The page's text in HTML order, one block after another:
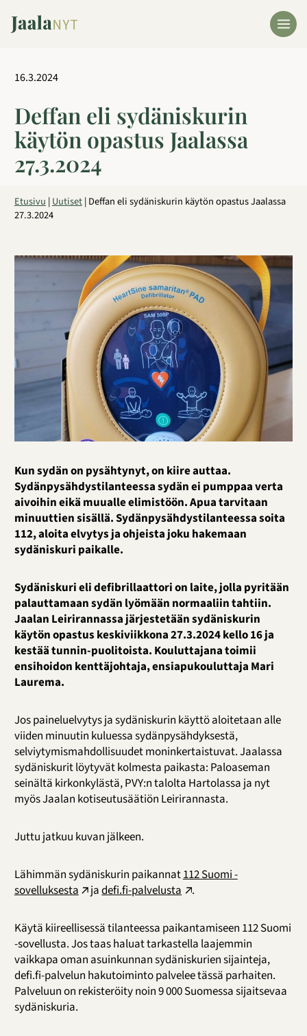
sisältöön
16.3.2024
Deffan eli sydäniskurin
käytön opastus Jaalassa
27.3.2024
Etusivu|Uutiset|Deffan eli sydäniskurin käytön opastus Jaalassa
27.3.2024
Kun sydän on pysähtynyt, on kiire auttaa.
Sydänpysähdystilanteessa sydän ei pumppaa verta
aivoihin eikä muualle elimistöön. Apua tarvitaan
minuuttien sisällä. Sydänpysähdystilanteessa soita
112, aloita elvytys ja ohjeista joku hakemaan
sydäniskuri paikalle.
Sydäniskuri eli defibrillaattori on laite, jolla pyritään
palauttamaan sydän lyömään normaaliin tahtiin.
Jaalan Leirirannassa järjestetään sydäniskurin
käytön opastus keskiviikkona 27.3.2024 kello 16 ja
kestää tunnin-puolitoista. Kouluttajana toimii
ensihoidon kenttäjohtaja, ensiapukouluttaja Mari
Laurema.
Jos paineluelvytys ja sydäniskurin käyttö aloitetaan alle
viiden minuutin kuluessa sydänpysähdyksestä,
selviytymismahdollisuudet moninkertaistuvat. Jaalassa
sydäniskurit löytyvät kolmesta paikasta: Paloaseman
seinältä kirkonkylästä, PVY:n talolta Hartolassa ja nyt
myös Jaalan kotiseutusäätiön Leirirannasta.
Juttu jatkuu kuvan jälkeen.
Lähimmän sydäniskurin paikannat112 Suomi -
sovelluksesta
jadefi.fi-palvelusta .
Käytä kiireellisessä tilanteessa paikantamiseen 112 Suomi
-sovellusta. Jos taas haluat tarkastella laajemmin
vaikkapa oman asuinkunnan sydäniskurien sijainteja,
defi.fi-palvelun hakutoiminto palvelee tässä parhaiten.
Palveluun on rekisteröity noin 9 000 Suomessa sijaitsevaa
sydäniskuria.